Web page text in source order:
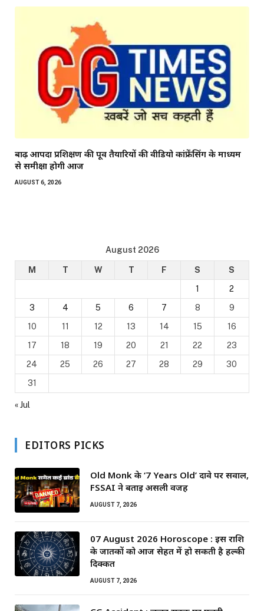
बाढ़ आपदा प्रशिक्षण की पूर्व तैयारियों की वीडियो कांफ्रेंसिंग के माध्यम
से समीक्षा होगी आज
AUGUST 6, 2026
August 2026
M T W T F S
S
1
2
3
4 5 6 7 8
9
10
11 12 13 14 15
16
17
18 19 20 21 22
23
24
25 26 27 28 29
30
31
« Jul
EDITORS PICKS
Old Monk के ‘7 Years Old’ दावे पर सवाल,
FSSAI ने बताई असली वजह
AUGUST 7, 2026
07 August 2026 Horoscope : इस राशि
के जातकों को आज सेहत में हो सकती है हल्की
दिक्कत
AUGUST 7, 2026